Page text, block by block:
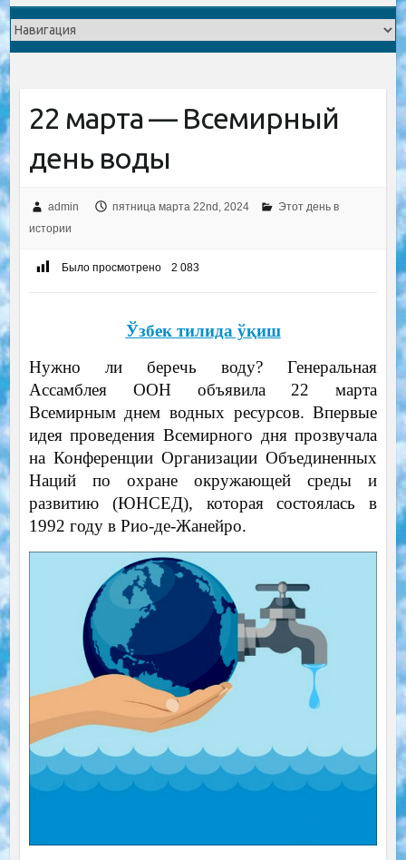
22 марта — Всемирный
день воды
admin пятница марта 22nd, 2024
Этот день в
истории
Было просмотрено 2 083
Ўзбек тилида ўқиш
Нужно ли беречь воду? Генеральная
Ассамблея ООН объявила 22 марта
Всемирным днем водных ресурсов. Впервые
идея проведения Всемирного дня прозвучала
на Конференции Организации Объединенных
Наций по охране окружающей среды и
развитию (ЮНСЕД), которая состоялась в
1992 году в Рио-де-Жанейро.